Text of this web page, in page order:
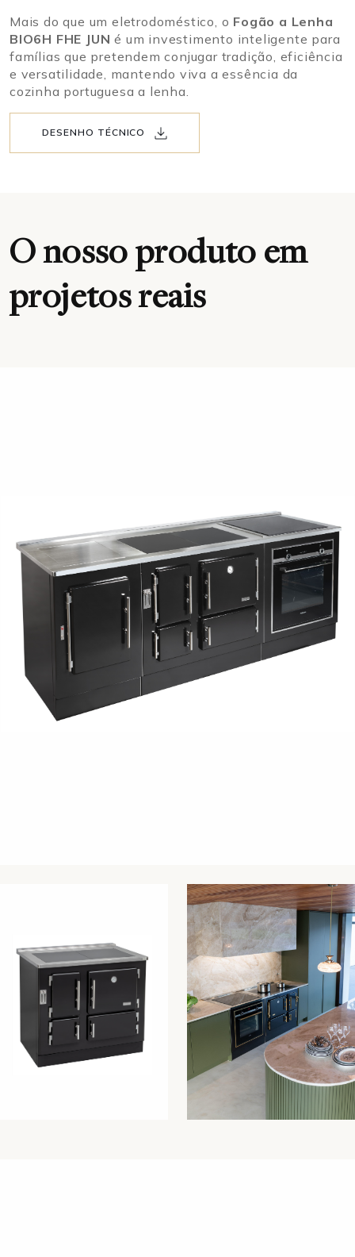
Mais do que um eletrodoméstico, o Fogão a Lenha
BIO6H FHE JUN é um investimento inteligente para
famílias que pretendem conjugar tradição, eficiência
e versatilidade, mantendo viva a essência da
cozinha portuguesa a lenha.
DESENHO TÉCNICO
O nosso produto em
projetos reais